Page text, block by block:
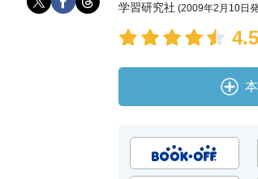
学習研究社 (2009年2月10日